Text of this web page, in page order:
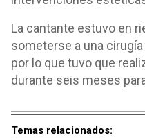
La cantante estuvo en
someterse a una
por lo que tuvo que
durante seis meses
Temas relacionados: